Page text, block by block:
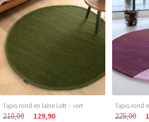
Tapis rond en laine Lett – vert
210,00 129,90
Tapis rond
225,00